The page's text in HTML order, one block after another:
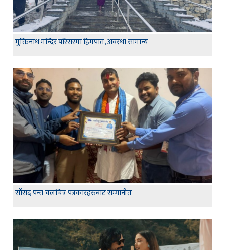
मुक्तिनाथ मन्दिर परिसरमा हिमपात, अवस्था सामान्य
साँसद पन्त चलचित्र पत्रकारहरुबाट सम्मानीत